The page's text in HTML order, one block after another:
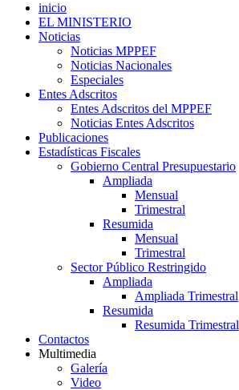
inicio
EL MINISTERIO
Noticias
Noticias MPPEF
Noticias Nacionales
Especiales
Entes Adscritos
Entes Adscritos del MPPEF
Noticias Entes Adscritos
Publicaciones
Estadísticas Fiscales
Gobierno Central Presupuestario
Ampliada
Mensual
Trimestral
Resumida
Mensual
Trimestral
Sector Público Restringido
Ampliada
Ampliada Trimestral
Resumida
Resumida Trimestral
Contactos
Multimedia
Galería
Video